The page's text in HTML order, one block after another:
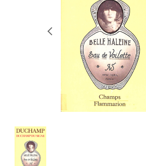
コンサート
スカラシップ受賞者
CONTACT